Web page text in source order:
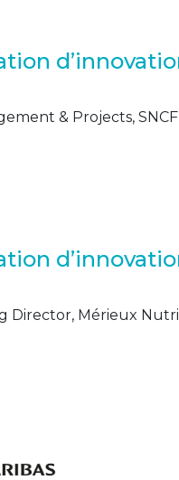
& Projects, SNCF
Director, Mérieux